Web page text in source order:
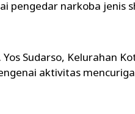
pengedar narkoba jenis
Yos Sudarso, Kelurahan
aktivitas